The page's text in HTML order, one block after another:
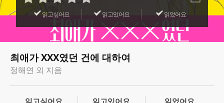
읽고싶어요 읽고있어요 읽었어요
최애가 XXX였던 건에 대하여
정해연 외 지음
읽고싶어요 읽고있어요 읽었어요